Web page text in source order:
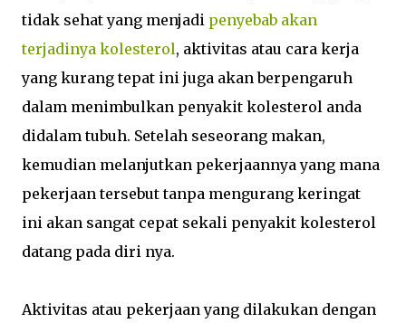
tidak sehat yang menjadi penyebab akan
terjadinya kolesterol, aktivitas atau cara kerja
yang kurang tepat ini juga akan berpengaruh
dalam menimbulkan penyakit kolesterol anda
didalam tubuh. Setelah seseorang makan,
kemudian melanjutkan pekerjaannya yang mana
pekerjaan tersebut tanpa mengurang keringat
ini akan sangat cepat sekali penyakit kolesterol
datang pada diri nya.
Aktivitas atau pekerjaan yang dilakukan dengan